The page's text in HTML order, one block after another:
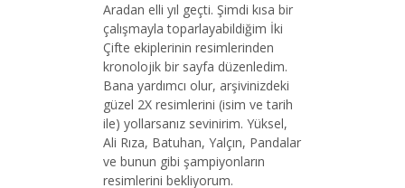
Aradan elli yıl geçti. Şimdi kısa bir
çalışmayla toparlayabildiğim İki
Çifte ekiplerinin resimlerinden
kronolojik bir sayfa düzenledim.
Bana yardımcı olur, arşivinizdeki
güzel 2X resimlerini (isim ve tarih
ile) yollarsanız sevinirim. Yüksel,
Ali Rıza, Batuhan, Yalçın, Pandalar
ve bunun gibi şampiyonların
resimlerini bekliyorum.